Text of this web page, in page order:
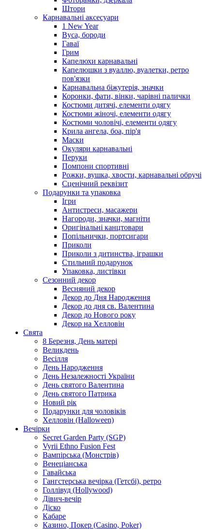
Штори
Карнавальні аксесуари
1 New Year
Вуса, бороди
Гаваї
Грим
Капелюхи карнавальні
Капелюшки з вуаллю, вуалетки, ретро
пов'язки
Карнавальна біжутерія, значки
Коронки, фати, вінки, чарівні палички
Костюми дитячі, елементи одягу
Костюми жіночі, елементи одягу
Костюми чоловічі, елементи одягу
Крила ангела, боа, пір'я
Маски
Окуляри карнавальні
Перуки
Помпони спортивні
Рожки, вушка, хвости, карнавальні обручі
Сценічний реквізит
Подарунки та упаковка
Ігри
Антистреси, масажери
Нагороди, значки, магніти
Оригінальні канцтовари
Попільнички, портсигари
Приколи
Приколи з дитинства, іграшки
Стильний подарунок
Упаковка, листівки
Сезонний декор
Весняний декор
Декор до Дня Народження
Декор до дня св. Валентина
Декор до Нового року
Декор на Хелловін
Свята
8 Березня, День матері
Великдень
Весілля
День Народження
День Незалежності України
День святого Валентина
День святого Патрика
Новий рік
Подарунки для чоловіків
Хелловін (Halloween)
Вечірки
Secret Garden Party (SGP)
Vyrii Ethno Fusion Fest
Вампірська (Монстрів)
Венеціанська
Гавайська
Гангстерська вечірка (Гетсбі), ретро
Голлівуд (Hollywood)
Дівич-вечір
Діско
Кабаре
Казино, Покер (Casino, Poker)